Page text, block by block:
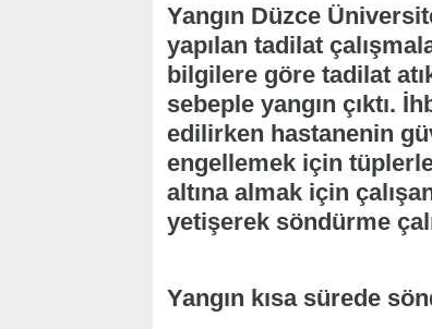
Yangın Düzce
yapılan tadilat
bilgilere göre tadilat
sebeple yangın çıktı.
edilirken hastanenin
engellemek için
altına almak için
yetişerek söndürme
Yangın kısa sürede